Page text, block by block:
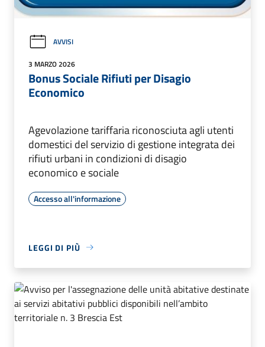
AVVISI
3 MARZO 2026
Bonus Sociale Rifiuti per Disagio
Economico
Agevolazione tariffaria riconosciuta agli utenti
domestici del servizio di gestione integrata dei
rifiuti urbani in condizioni di disagio
economico e sociale
Accesso all'informazione
LEGGI DI PIÙ